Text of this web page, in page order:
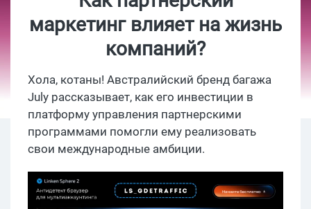
маркетинг влияет на жизнь
компаний?
Хола, котаны! Австралийский бренд багажа
July рассказывает, как его инвестиции в
платформу управления партнерскими
программами помогли ему реализовать
свои международные амбиции.